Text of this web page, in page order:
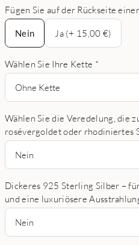
Fügen Sie auf der Rückseite
Nein
Nein
Ja (+ 15,00 €)
Wählen Sie Ihre Kette *
Ohne Kette
Wählen Sie die Veredelung, die
rosévergoldet oder rhodiniertes
Nein
Dickeres 925 Sterling Silber –
und eine luxuriösere
Nein